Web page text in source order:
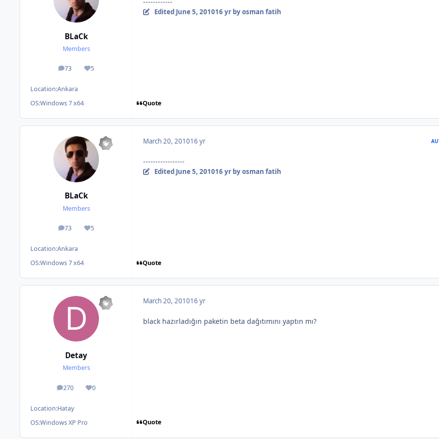
BLaCk
Members
73
posts 5
Reputation
Location:Ankara
OS:Windows 7 x64
Edited June 5, 201016 yrby osman fatih
Quote
BLaCk
Members
73
posts 5
Reputation
Location:Ankara
OS:Windows 7 x64
March 20, 201016 yr
-----------------
Edited June 5, 201016 yrby osman fatih
Quote
Detay
Members
270
posts 0
Reputation
Location:Hatay
OS:Windows XP Pro
March 20, 201016 yr
black hazırladığın paketin beta dağıtımını yaptın mı?
Quote